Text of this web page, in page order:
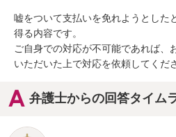
嘘をついて支払いを免れようとした
得る内容です。
ご自身での対応が不可能であれば、
いただいた上で対応を依頼してくだ
弁護士からの回答タイム